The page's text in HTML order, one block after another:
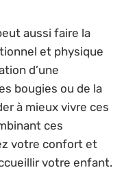
aussi faire la
et physique
d’une
bougies ou de la
à mieux vivre ces
ces
votre confort et
votre enfant.